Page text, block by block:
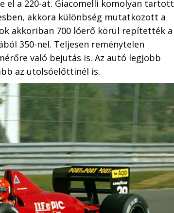
el a 220-at. Giacomelli komolyan tartott
akkora különbség mutatkozott a
akkoriban 700 lóerő körül repítették a
350-nel. Teljesen reménytelen
való bejutás is. Az autó legjobb
az utolsóelőttinél is.